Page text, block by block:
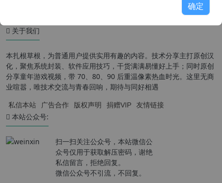
关于我们
本扎根草根，为普通用户提供实用有趣的内容。技术分享主打原创汉
化，聚焦系统封装、软件应用技巧，干货满满易懂好上手；同时原创
分享童年游戏视频，带 70、80、90 后重温像素热血时光。这里无商
业喧嚣，唯技术交流与青春回响，期待与同好相遇
私信本站 广告合作 版权声明 捐赠VIP 友情链接
本站公众号:
扫一扫关注公众号，本站微信公
众号仅用于获取解压密码，谢绝
私信留言，拒绝回复。
微信公众号不引流，不回复。
确定